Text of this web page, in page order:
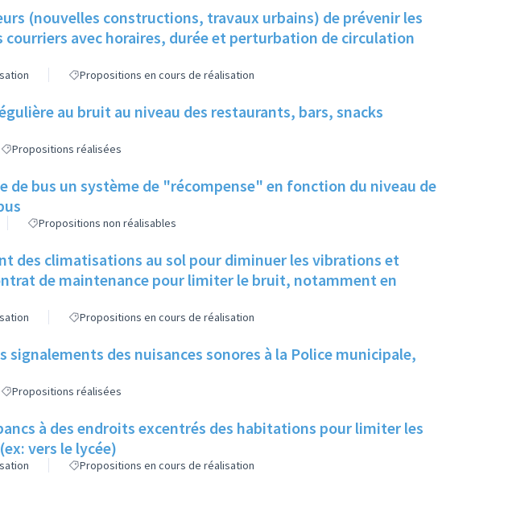
(nouvelles constructions, travaux urbains) de prévenir les
avec horaires, durée et perturbation de circulation
Propositions en cours de réalisation
au bruit au niveau des restaurants, bars, snacks
Propositions réalisées
de bus un système de "récompense" en fonction du niveau de
Propositions non réalisables
des climatisations au sol pour diminuer les vibrations et
de maintenance pour limiter le bruit, notamment en
Propositions en cours de réalisation
signalements des nuisances sonores à la Police municipale,
Propositions réalisées
à des endroits excentrés des habitations pour limiter les
vers le lycée)
Propositions en cours de réalisation